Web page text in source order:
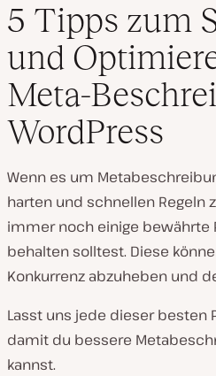
5 Tipps zum
und
Meta-
WordPress
Wenn es um
harten und schnellen Regeln
immer noch einige bewährte
behalten solltest. Diese
Konkurrenz abzuheben und
Lasst uns jede dieser besten
damit du bessere
kannst.